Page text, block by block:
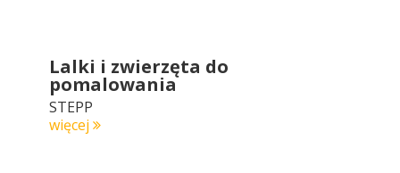
Lalki i zwierzęta do
pomalowania
STEPP
więcej